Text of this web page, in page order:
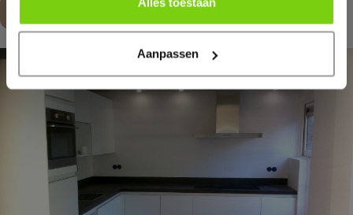
Aanpassen
Maak een afspraak